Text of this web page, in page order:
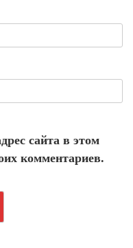
сайта в этом
комментариев.